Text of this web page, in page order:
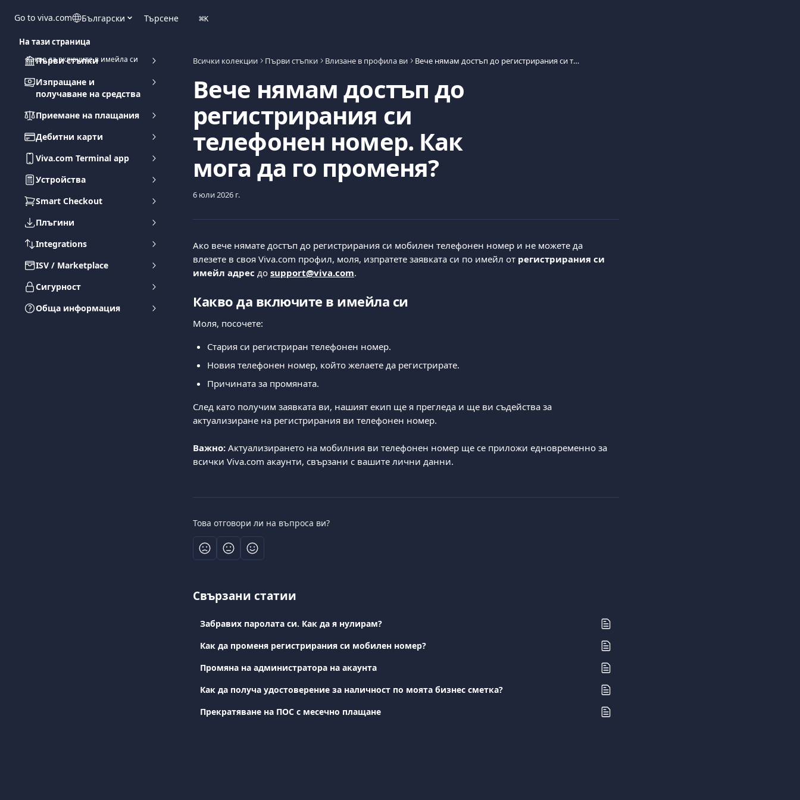
Go to viva.com Български Търсене ⌘K
Първи стъпки
Изпращане и
получаване на средства
Приемане на плащания
Дебитни карти
Viva.com Terminal app
Устройства
Smart Checkout
Плъгини
Integrations
ISV / Marketplace
Сигурност
Обща информация
Всички колекции Първи стъпки Влизане в профила ви Вече нямам достъп до регистрирания си телефонен номер. Как мога да го променя?
Вече нямам достъп до
регистрирания си
телефонен номер. Как
мога да го променя?
6 юли 2026 г.
Ако вече нямате достъп до регистрирания си мобилен телефонен номер и не можете да
влезете в своя Viva.com профил, моля, изпратете заявката си по имейл от регистрирания си
имейл адрес до support@viva.com.
Какво да включите в имейла си
Моля, посочете:
Стария си регистриран телефонен номер.
Новия телефонен номер, който желаете да регистрирате.
Причината за промяната.
След като получим заявката ви, нашият екип ще я прегледа и ще ви съдейства за
актуализиране на регистрирания ви телефонен номер.
Важно: Актуализирането на мобилния ви телефонен номер ще се приложи едновременно за
всички Viva.com акаунти, свързани с вашите лични данни.
Това отговори ли на въпроса ви?
Свързани статии
Забравих паролата си. Как да я нулирам?
Как да променя регистрирания си мобилен номер?
Промяна на администратора на акаунта
Как да получа удостоверение за наличност по моята бизнес сметка?
Прекратяване на ПОС с месечно плащане
На тази страница
Какво да включите в имейла си